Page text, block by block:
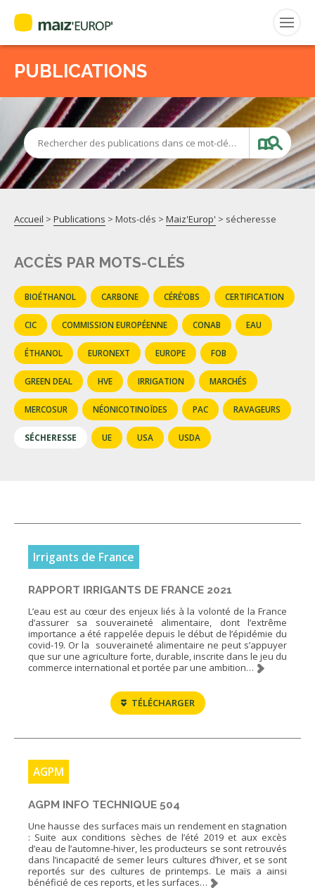
Rechercher
:
MAIZ’EUROP’
AGPM
AGPM MAÏS SEMENCE
FNPSMS
CEPM
IRRIGANTS DE FRANCE
GERM-SERVICES
PUBLICATIONS
Rechercher des publications dans ce mot-clé…
Accueil > Publications > Mots-clés > Maiz'Europ' > sécheresse
ACCÈS PAR MOTS-CLÉS
BIOÉTHANOL CARBONE CÉRÉ’OBS CERTIFICATION
CIC COMMISSION EUROPÉENNE CONAB EAU
ÉTHANOL EURONEXT EUROPE FOB
GREEN DEAL HVE IRRIGATION MARCHÉS
MERCOSUR NÉONICOTINOÏDES PAC RAVAGEURS
SÉCHERESSE UE USA USDA
Irrigants de France
RAPPORT IRRIGANTS DE FRANCE 2021
L’eau est au cœur des enjeux liés à la volonté de la France
d’assurer sa souveraineté alimentaire, dont l’extrême
importance a été rappelée depuis le début de l’épidémie du
covid-19. Or la souveraineté alimentaire ne peut s’appuyer
que sur une agriculture forte, durable, inscrite dans le jeu du
commerce international et portée par une ambition…
TÉLÉCHARGER
AGPM
AGPM INFO TECHNIQUE 504
Une hausse des surfaces mais un rendement en stagnation
: Suite aux conditions sèches de l’été 2019 et aux excès
d’eau de l’automne-hiver, les producteurs se sont retrouvés
dans l’incapacité de semer leurs cultures d’hiver, et se sont
reportés sur des cultures de printemps. Le maïs a ainsi
bénéficié de ces reports, et les surfaces…